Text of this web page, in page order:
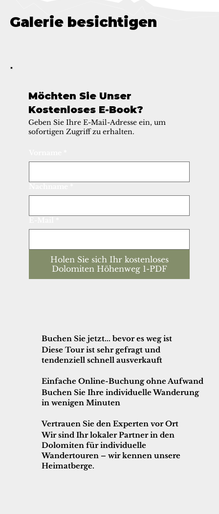
Galerie besichtigen
Möchten Sie Unser
Kostenloses E-Book?
Geben Sie Ihre E-Mail-Adresse ein, um
sofortigen Zugriff zu erhalten.
Holen Sie sich Ihr kostenloses
Dolomiten Höhenweg 1-PDF
Buchen Sie jetzt... bevor es weg ist
Diese Tour ist sehr gefragt und
tendenziell schnell ausverkauft
Einfache Online-Buchung ohne Aufwand
Buchen Sie Ihre individuelle Wanderung
in wenigen Minuten
Vertrauen Sie den Experten vor Ort
Wir sind Ihr lokaler Partner in den
Dolomiten für individuelle
Wandertouren – wir kennen unsere
Heimatberge.